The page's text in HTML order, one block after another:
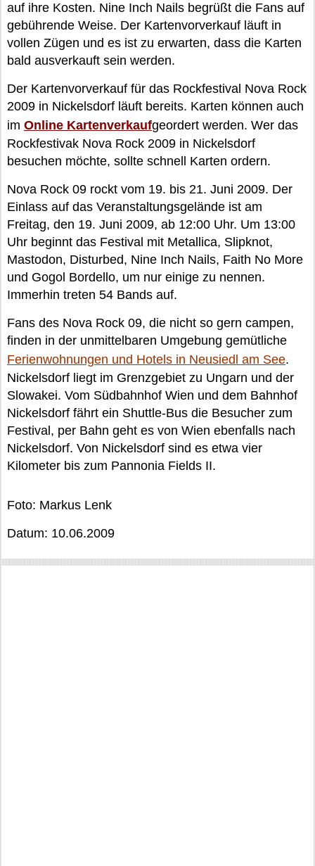
auf ihre Kosten. Nine Inch Nails begrüßt die Fans auf
gebührende Weise. Der Kartenvorverkauf läuft in
vollen Zügen und es ist zu erwarten, dass die Karten
bald ausverkauft sein werden.
Der Kartenvorverkauf für das Rockfestival Nova Rock
2009 in Nickelsdorf läuft bereits. Karten können auch
im Online Kartenverkaufgeordert werden. Wer das
Rockfestivak Nova Rock 2009 in Nickelsdorf
besuchen möchte, sollte schnell Karten ordern.
Nova Rock 09 rockt vom 19. bis 21. Juni 2009. Der
Einlass auf das Veranstaltungsgelände ist am
Freitag, den 19. Juni 2009, ab 12:00 Uhr. Um 13:00
Uhr beginnt das Festival mit Metallica, Slipknot,
Mastodon, Disturbed, Nine Inch Nails, Faith No More
und Gogol Bordello, um nur einige zu nennen.
Immerhin treten 54 Bands auf.
Fans des Nova Rock 09, die nicht so gern campen,
finden in der unmittelbaren Umgebung gemütliche
Ferienwohnungen und Hotels in Neusiedl am See.
Nickelsdorf liegt im Grenzgebiet zu Ungarn und der
Slowakei. Vom Südbahnhof Wien und dem Bahnhof
Nickelsdorf fährt ein Shuttle-Bus die Besucher zum
Festival, per Bahn geht es von Wien ebenfalls nach
Nickelsdorf. Von Nickelsdorf sind es etwa vier
Kilometer bis zum Pannonia Fields II.
Foto: Markus Lenk
Datum: 10.06.2009